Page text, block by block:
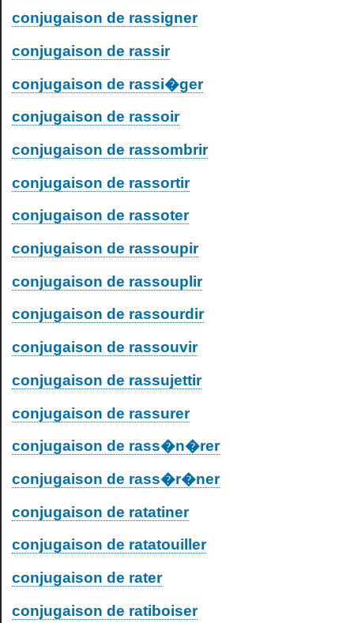
conjugaison de rassigner
conjugaison de rassir
conjugaison de rassi�ger
conjugaison de rassoir
conjugaison de rassombrir
conjugaison de rassortir
conjugaison de rassoter
conjugaison de rassoupir
conjugaison de rassouplir
conjugaison de rassourdir
conjugaison de rassouvir
conjugaison de rassujettir
conjugaison de rassurer
conjugaison de rass�n�rer
conjugaison de rass�r�ner
conjugaison de ratatiner
conjugaison de ratatouiller
conjugaison de rater
conjugaison de ratiboiser